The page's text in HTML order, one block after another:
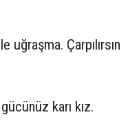
uğraşma. Çarpılırsın
karı kız.